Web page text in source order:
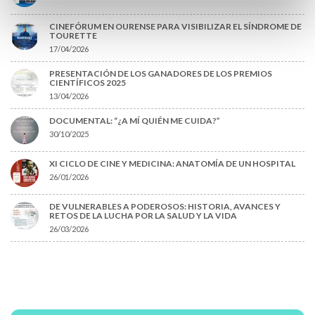
CINEFÓRUM EN OURENSE PARA VISIBILIZAR EL SÍNDROME DE
TOURETTE
17/04/2026
PRESENTACIÓN DE LOS GANADORES DE LOS PREMIOS
CIENTÍFICOS 2025
13/04/2026
DOCUMENTAL: “¿A MÍ QUIÉN ME CUIDA?”
30/10/2025
XI CICLO DE CINE Y MEDICINA: ANATOMÍA DE UN HOSPITAL
26/01/2026
DE VULNERABLES A PODEROSOS: HISTORIA, AVANCES Y
RETOS DE LA LUCHA POR LA SALUD Y LA VIDA
26/03/2026